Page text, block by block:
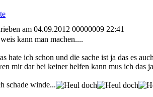
am 04.09.2012 00000009 22:41
kann man machen....
hate ich schon und die sache ist ja das es
mir dar bei keiner helfen kann mus ich das
schade winde...